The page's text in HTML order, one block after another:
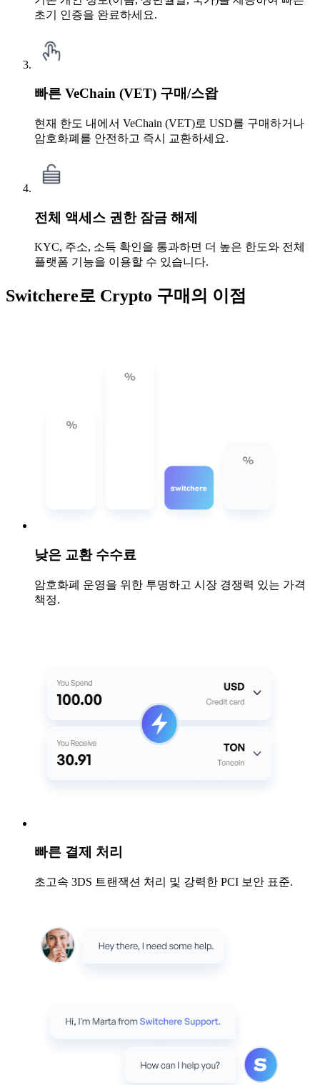
초기 인증을 완료하세요.
빠른 VeChain (VET) 구매/스왑
현재 한도 내에서 VeChain (VET)로 USD를 구매하거나
암호화폐를 안전하고 즉시 교환하세요.
전체 액세스 권한 잠금 해제
KYC, 주소, 소득 확인을 통과하면 더 높은 한도와 전체
플랫폼 기능을 이용할 수 있습니다.
Switchere로 Crypto 구매의 이점
낮은 교환 수수료
암호화폐 운영을 위한 투명하고 시장 경쟁력 있는 가격
책정.
빠른 결제 처리
초고속 3DS 트랜잭션 처리 및 강력한 PCI 보안 표준.